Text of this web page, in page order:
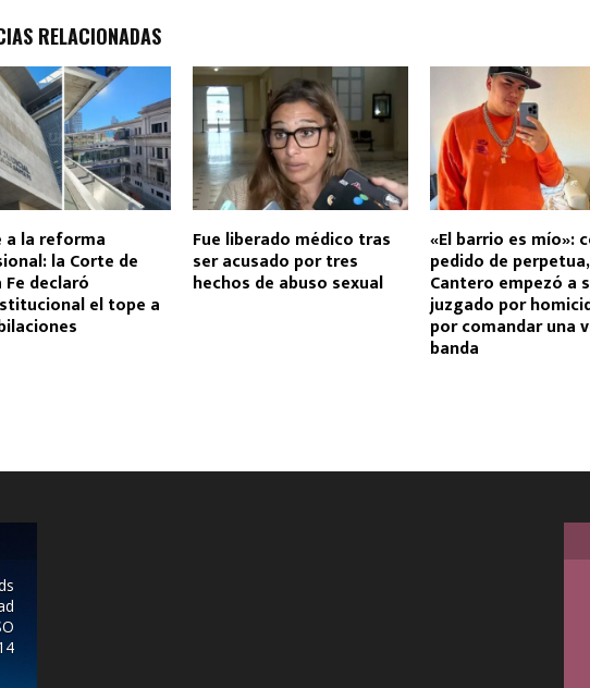
RELACIONADAS
a la reforma
la Corte de
Fe declaró
el tope a
Fue liberado médico tras
ser acusado por tres
hechos de abuso sexual
«El barrio es mío»:
pedido de
Cantero empezó a
juzgado por
por comandar una
banda